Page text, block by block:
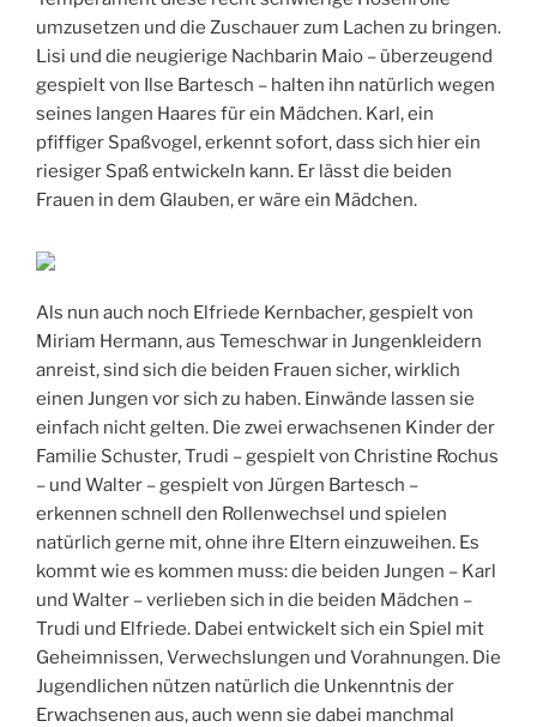
umzusetzen und die Zuschauer zum Lachen zu bringen.
Lisi und die neugierige Nachbarin Maio – überzeugend
gespielt von Ilse Bartesch – halten ihn natürlich wegen
seines langen Haares für ein Mädchen. Karl, ein
pfiffiger Spaßvogel, erkennt sofort, dass sich hier ein
riesiger Spaß entwickeln kann. Er lässt die beiden
Frauen in dem Glauben, er wäre ein Mädchen.
Als nun auch noch Elfriede Kernbacher, gespielt von
Miriam Hermann, aus Temeschwar in Jungenkleidern
anreist, sind sich die beiden Frauen sicher, wirklich
einen Jungen vor sich zu haben. Einwände lassen sie
einfach nicht gelten. Die zwei erwachsenen Kinder der
Familie Schuster, Trudi – gespielt von Christine Rochus
– und Walter – gespielt von Jürgen Bartesch –
erkennen schnell den Rollenwechsel und spielen
natürlich gerne mit, ohne ihre Eltern einzuweihen. Es
kommt wie es kommen muss: die beiden Jungen – Karl
und Walter – verlieben sich in die beiden Mädchen –
Trudi und Elfriede. Dabei entwickelt sich ein Spiel mit
Geheimnissen, Verwechslungen und Vorahnungen. Die
Jugendlichen nützen natürlich die Unkenntnis der
Erwachsenen aus, auch wenn sie dabei manchmal